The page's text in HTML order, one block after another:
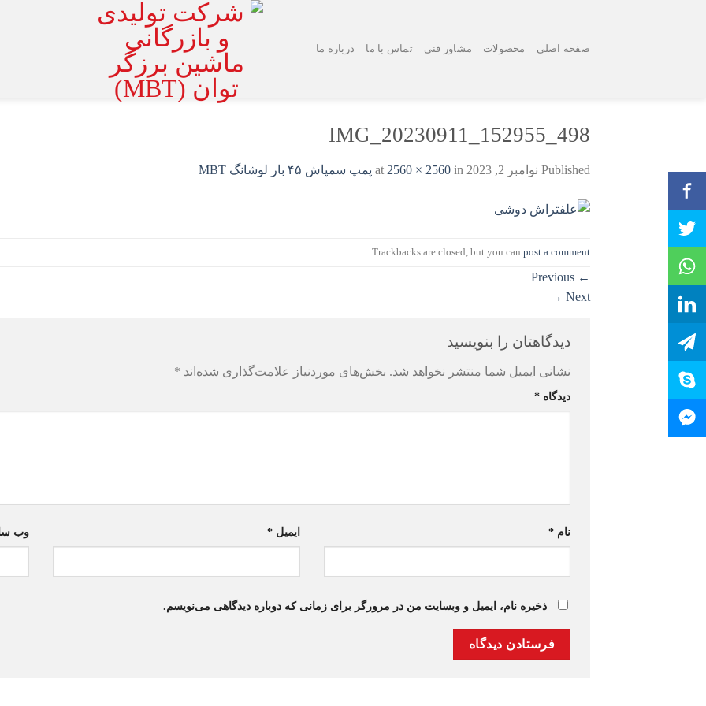
صفحه اصلی محصولات مشاور فنی تماس با ما درباره ما
IMG_20230911_152955_498
Published نوامبر 2, 2023 2560 × 2560 in پمپ سمپاش ۴۵ بار لوشانگ MBT
Trackbacks are closed, but you can post a comment
.
←
Next
→
دیدگاهتان را بنویسید
نشانی ایمیل شما منتشر نخواهد شد. بخش‌های موردنیاز علامت‌گذاری شده‌اند *
دیدگاه *
نام * ایمیل* وب‌
ذخیره نام، ایمیل و وبسایت من در مرورگر برای زمانی که دوباره دیدگاهی می‌نویسم.